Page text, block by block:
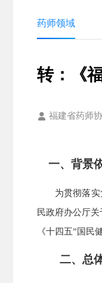
药师领域
转：《
福建省药师
一、背景
为贯彻落实党
民政府办公厅
《十四五”国民
二、总